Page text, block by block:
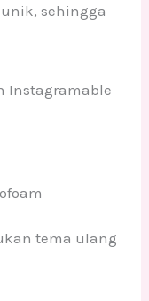
sehingga
Instagramable
tema ulang